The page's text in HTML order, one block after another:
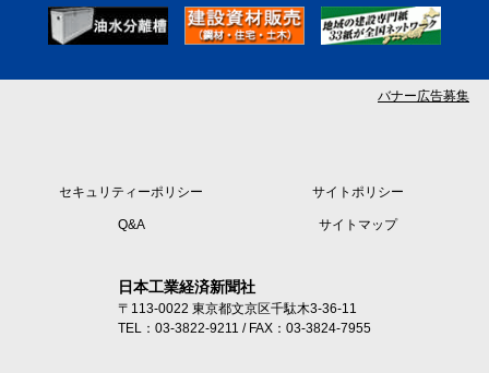
バナー広告募集
セキュリティーポリシー サイトポリシー
Q&A サイトマップ
日本工業経済新聞社
〒113-0022 東京都文京区千駄木3-36-11
TEL：03-3822-9211 / FAX：03-3824-7955